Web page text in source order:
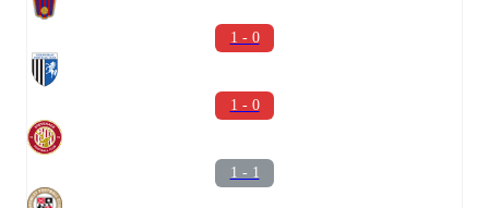
1 - 0
1 - 0
1 - 1